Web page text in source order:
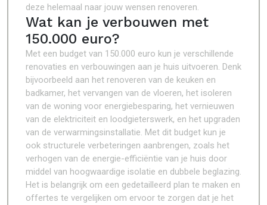
deze helemaal naar jouw wensen renoveren.
Wat kan je verbouwen met
150.000 euro?
Met een budget van 150.000 euro kun je verschillende
renovaties en verbouwingen aan je huis uitvoeren. Denk
bijvoorbeeld aan het renoveren van de keuken en
badkamer, het vervangen van de vloeren, het isoleren
van de woning voor energiebesparing, het vernieuwen
van de elektriciteit en loodgieterswerk, en het upgraden
van de verwarmingsinstallatie. Met dit budget kun je
ook structurele verbeteringen aanbrengen, zoals het
verhogen van de energie-efficiëntie van je huis door
middel van hoogwaardige isolatie en dubbele beglazing.
Het is belangrijk om een gedetailleerd plan te maken en
offertes te vergelijken om ervoor te zorgen dat je het